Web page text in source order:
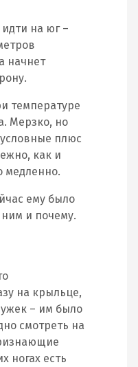
на юг –
начнет
температуре
Мерзко, но
плюс
как и
медленно.
ему было
и почему.
на крыльце,
– им было
смотреть на
ногах есть